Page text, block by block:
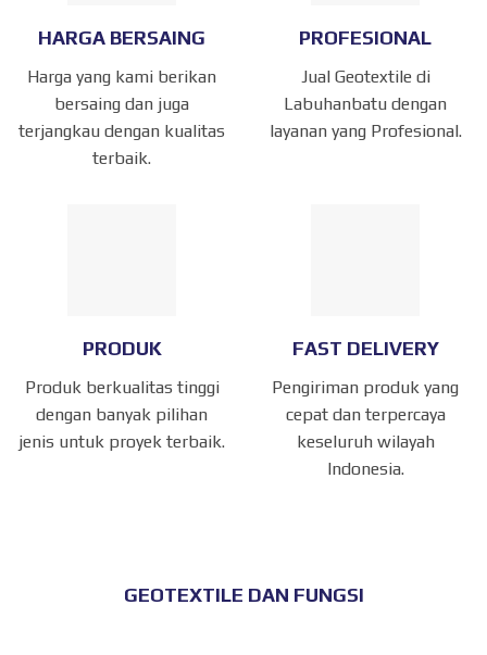
HARGA BERSAING
Harga yang kami berikan
bersaing dan juga
terjangkau dengan kualitas
terbaik.
PROFESIONAL
Jual Geotextile di
Labuhanbatu dengan
layanan yang Profesional.
PRODUK
Produk berkualitas tinggi
dengan banyak pilihan
jenis untuk proyek terbaik.
FAST DELIVERY
Pengiriman produk yang
cepat dan terpercaya
keseluruh wilayah
Indonesia.
GEOTEXTILE DAN FUNGSI